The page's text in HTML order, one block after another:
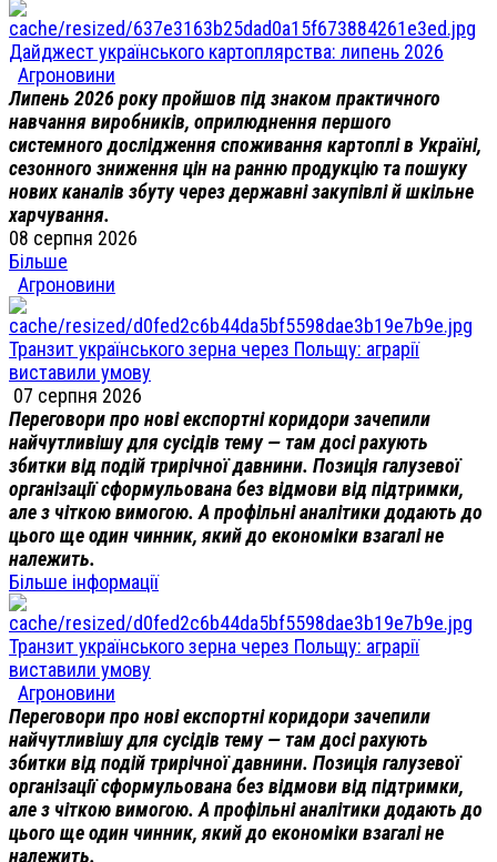
Дайджест українського картоплярства: липень 2026
Агроновини
Липень 2026 року пройшов під знаком практичного
навчання виробників, оприлюднення першого
системного дослідження споживання картоплі в Україні,
сезонного зниження цін на ранню продукцію та пошуку
нових каналів збуту через державні закупівлі й шкільне
харчування.
08 серпня 2026
Більше
Агроновини
Транзит українського зерна через Польщу: аграрії
виставили умову
07 серпня 2026
Переговори про нові експортні коридори зачепили
найчутливішу для сусідів тему — там досі рахують
збитки від подій трирічної давнини. Позиція галузевої
організації сформульована без відмови від підтримки,
але з чіткою вимогою. А профільні аналітики додають до
цього ще один чинник, який до економіки взагалі не
належить.
Більше інформації
Транзит українського зерна через Польщу: аграрії
виставили умову
Агроновини
Переговори про нові експортні коридори зачепили
найчутливішу для сусідів тему — там досі рахують
збитки від подій трирічної давнини. Позиція галузевої
організації сформульована без відмови від підтримки,
але з чіткою вимогою. А профільні аналітики додають до
цього ще один чинник, який до економіки взагалі не
належить.